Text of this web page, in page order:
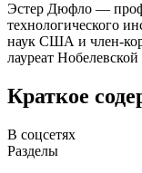
Эстер Дюфло —
технологического
наук США и член-
лауреат
Краткое
В соцсетях
Разделы